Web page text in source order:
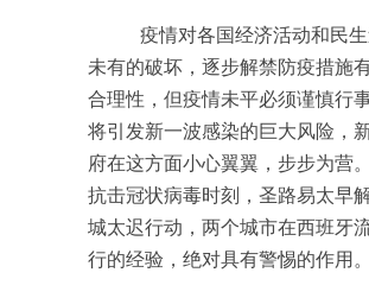
疫情对各国经济活动和民生
未有的破坏，逐步解禁防疫措施
合理性，但疫情未平必须谨慎行
将引发新一波感染的巨大风险，
府在这方面小心翼翼，步步为营
抗击冠状病毒时刻，圣路易太早
城太迟行动，两个城市在西班牙
行的经验，绝对具有警惕的作用。